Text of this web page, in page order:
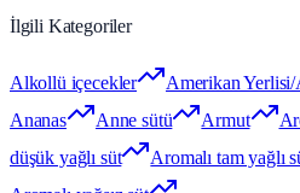
İlgili Kategoriler
Alkollü içecekler
Amerikan
Ananas
Anne sütü Armut
düşük yağlı süt
Aromalı tam yağlı